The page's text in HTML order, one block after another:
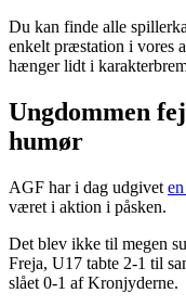
Du kan finde alle
enkelt præstation i vores
hænger lidt i
Ungdommen
humør
AGF har i dag udgivet
været i aktion i påsken.
Det blev ikke til megen
Freja, U17 tabte 2-1 til
slået 0-1 af Kronjyderne.